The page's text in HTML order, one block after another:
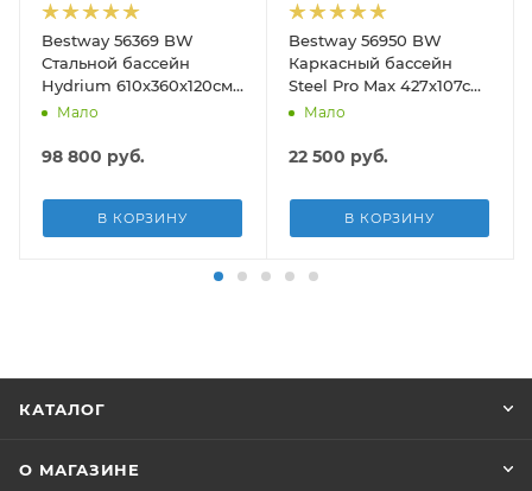
Bestway 56369 BW
Стальной бассейн
Hydrium 610х360х120см,
19929л, песч.фил.-нас
подст.
Мало
98 800 руб.
В КОРЗИНУ
Bestway 56950 BW
Каркасный бассейн
Steel Pro Max 427х107см,
13030л, фил.-насос
Мало
22 500 руб.
В КОРЗИНУ
КАТАЛОГ
О МАГАЗИНЕ